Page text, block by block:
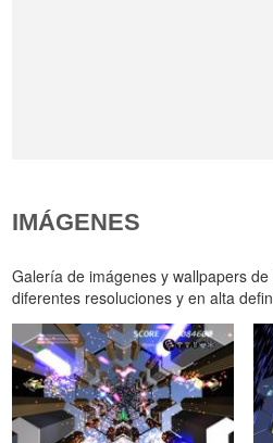
IMÁGENES
Galería de imágenes y wallpapers
diferentes resoluciones y en alta